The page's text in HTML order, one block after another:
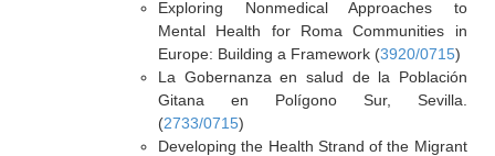
Exploring Nonmedical Approaches to
Mental Health for Roma Communities in
Europe: Building a Framework (3920/0715)
La Gobernanza en salud de la Población
Gitana en Polígono Sur, Sevilla.
(2733/0715)
Developing the Health Strand of the Migrant